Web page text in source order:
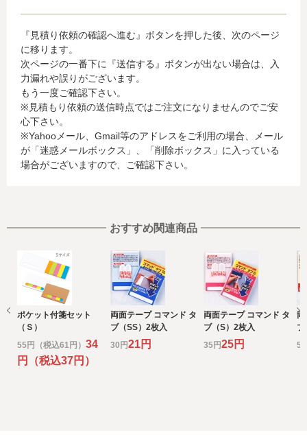
当社がお客様から収集した以下の個人情報等は、カード発
行会社が行う不正利用検知・防止のために、お客様が利用
されているカード発行会社へ提供させていただきます。(氏
名、電話番号、email アドレス、インターネット利用環境
に関する情報等)
お客様が利用されているカード発行会社が外国にある場
合、これらの情報は当該発行会社が所属する国に移転され
る場合があります。当社では、お客様から収集した情報か
らは、ご利用のカード発行会社及び当該会社が所在する国
を特定することができないため、以下の個人情報保護措置
・発行会社の個人情報保護の措置
なお、個人情報保護委員会のホームページ
(https://www.ppc.go.jp/)では、各国における個人情報保護
制度に関する情報について掲載されています。
お客様が未成年の場合、親権者または後見人の承諾を得た
上で、本サービスを利用するものとします。
e) 個人情報の取扱いの委託について
取得した個人情報の取扱いの全部又は、一部を委託するこ
とがあります。
その場合には、当社において最善の考慮を行います。
『見積り依頼の確認へ進む』ボタンを押した後、次のページ
に移ります。
次ページの一番下に『送信する』ボタンが出ない場合は、入
力漏れや誤りがございます。
もう一度ご確認下さい。
※見積もり依頼の送信時点ではご注文になりませんのでご安
心下さい。
※Yahooメール、Gmail等のアドレスをご利用の場合、メール
が「迷惑メールボックス」、「削除ボックス」に入っている
場合がございますので、ご確認下さい。
おすすめ関連商品
ポケット付箋セット
（Ｓ）
55円（税込61円） 34
円（税込37円）
両面テープ コマンド タ
ブ（SS）2枚入
30円21円
両面テープ コマンド タ
ブ（S）2枚入
35円25円
両
ブ